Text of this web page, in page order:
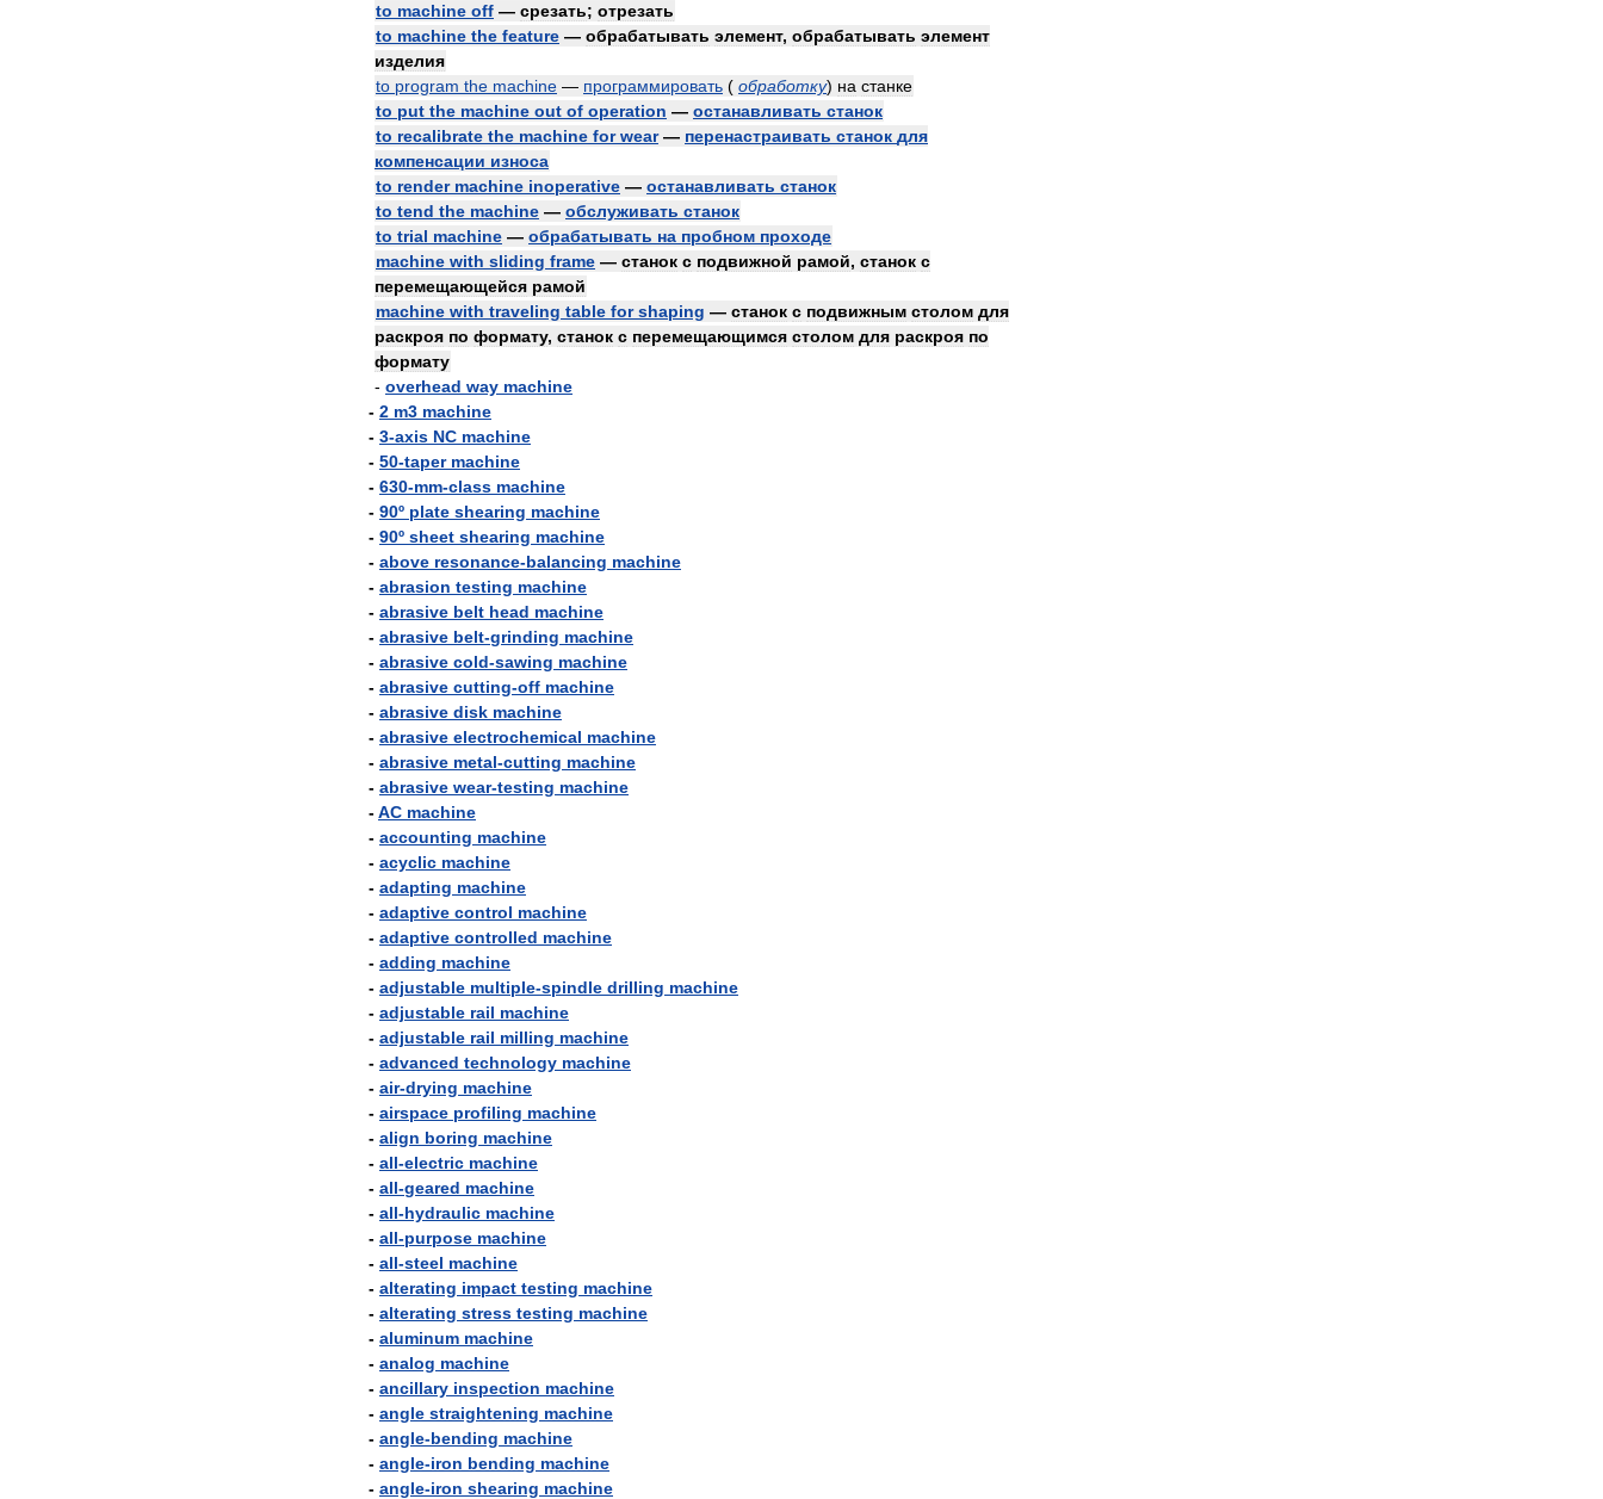
to machine off — срезать; отрезать
to machine the feature — обрабатывать элемент, обрабатывать элемент
изделия
to program the machine — программировать ( обработку) на станке
to put the machine out of operation — останавливать станок
to recalibrate the machine for wear— перенастраивать станок для
компенсации износа
to render machine inoperative — останавливать станок
to tend the machine — обслуживать станок
to trial machine — обрабатывать на пробном проходе
machine with sliding frame — станок с подвижной рамой, станок с
перемещающейся рамой
machine with traveling table for shaping — станок с подвижным столом для
раскроя по формату, станок с перемещающимся столом для раскроя по
формату
- overhead way machine
- 2 m3 machine
- 3-axis NC machine
- 50-taper machine
- 630-mm-class machine
- 90º plate shearing machine
- 90º sheet shearing machine
- above resonance-balancing machine
- abrasion testing machine
- abrasive belt head machine
- abrasive belt-grinding machine
- abrasive cold-sawing machine
- abrasive cutting-off machine
- abrasive disk machine
- abrasive electrochemical machine
- abrasive metal-cutting machine
- abrasive wear-testing machine
-AC machine
- accounting machine
- acyclic machine
- adapting machine
- adaptive control machine
- adaptive controlled machine
- adding machine
- adjustable multiple-spindle drilling machine
- adjustable rail machine
- adjustable rail milling machine
- advanced technology machine
- air-drying machine
- airspace profiling machine
- align boring machine
- all-electric machine
- all-geared machine
- all-hydraulic machine
- all-purpose machine
- all-steel machine
- alterating impact testing machine
- alterating stress testing machine
- aluminum machine
- analog machine
- ancillary inspection machine
- angle straightening machine
- angle-bending machine
- angle-iron bending machine
- angle-iron shearing machine